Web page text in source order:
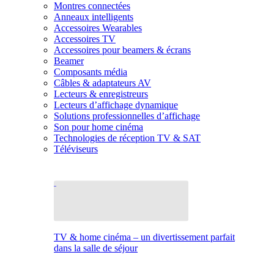
Montres connectées
Anneaux intelligents
Accessoires Wearables
Accessoires TV
Accessoires pour beamers & écrans
Beamer
Composants média
Câbles & adaptateurs AV
Lecteurs & enregistreurs
Lecteurs d’affichage dynamique
Solutions professionnelles d’affichage
Son pour home cinéma
Technologies de réception TV & SAT
Téléviseurs
TV & home cinéma – un divertissement parfait
dans la salle de séjour